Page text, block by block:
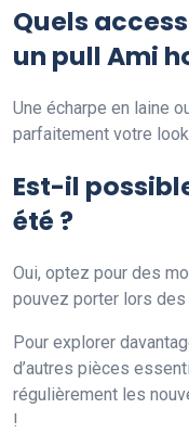
Quels
un pull Ami
Une écharpe en laine
parfaitement votre
Est-il
été ?
Oui, optez pour des
pouvez porter lors des
Pour explorer
d’autres pièces
régulièrement les
!